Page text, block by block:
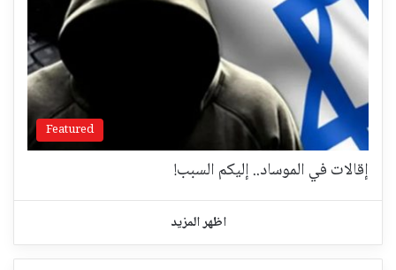
Featured
إقالات في الموساد.. إليكم السبب!
اظهر المزيد